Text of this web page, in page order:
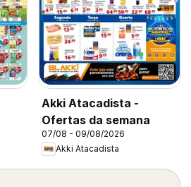
Akki Atacadista -
Ofertas da semana
07/08 - 09/08/2026
Akki Atacadista